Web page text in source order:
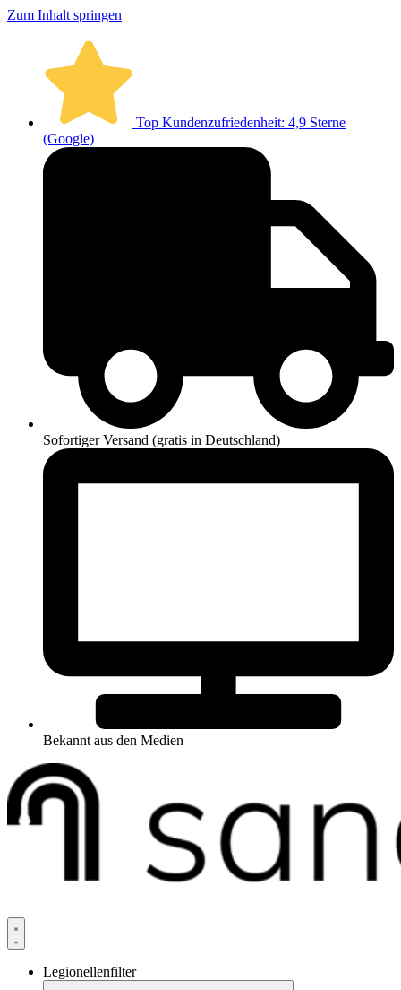
Zum Inhalt springen
Top Kundenzufriedenheit: 4,9 Sterne
(Google)
Sofortiger Versand (gratis in Deutschland)
Bekannt aus den Medien
Legionellenfilter